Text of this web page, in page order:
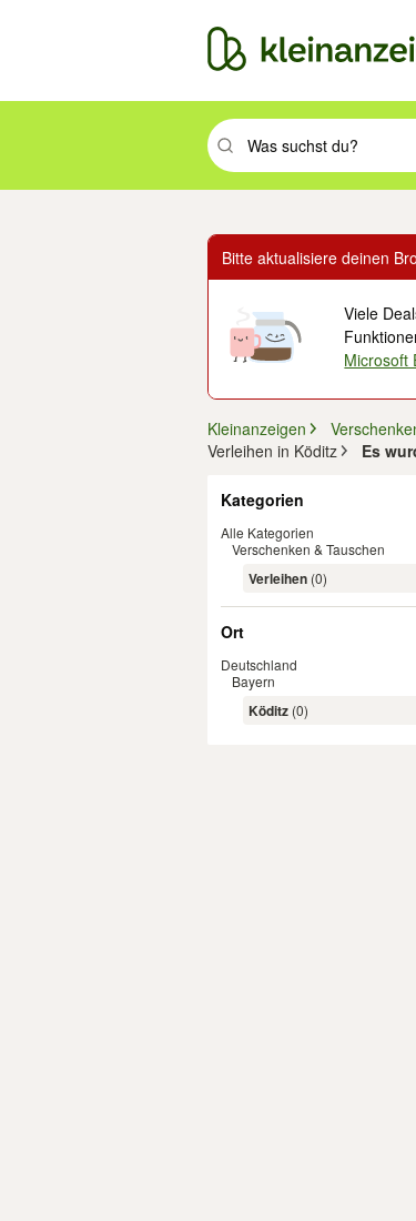
Suchbegriff eingeben.
Bitte aktualisiere deinen
Viele
Microsoft
Kleinanzeigen
Verleihen in Köditz
Es
Kategorien
Alle Kategorien
Verschenken & Tauschen
Verleihen (0)
Ort
Deutschland
Bayern
Köditz (0)